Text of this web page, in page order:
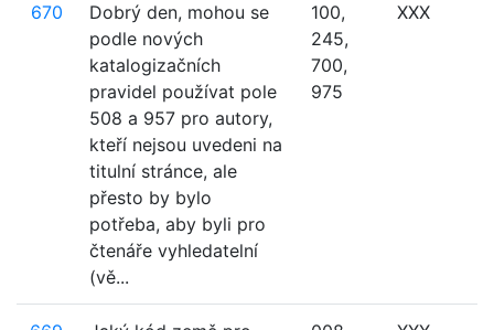
670
Dobrý den, mohou se
podle nových
katalogizačních
pravidel používat pole
508 a 957 pro autory,
kteří nejsou uvedeni na
titulní stránce, ale
přesto by bylo
potřeba, aby byli pro
čtenáře vyhledatelní
(vě...
100,
245,
700,
975
XXX